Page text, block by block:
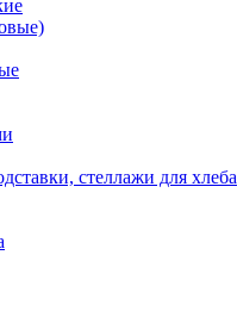
стеллажи для хлеба